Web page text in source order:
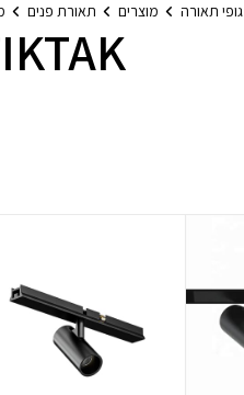
גופי תאורה מוצרים תאורת פנים